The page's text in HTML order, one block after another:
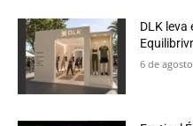
DLK leva
6 de